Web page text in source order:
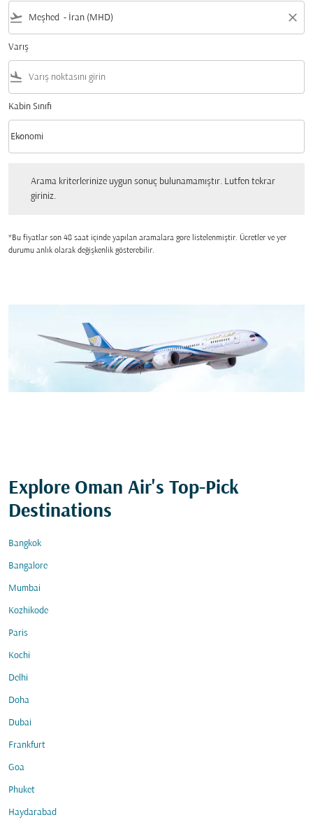
flight_takeoff close
Varış
flight_land
Kabin Sınıfı
Kabin Sınıfı option Ekonomi Selected
Ekonomi
keyboard_arrow_down
Arama kriterlerinize uygun sonuç bulunamamıştır. Lutfen tekrar
giriniz.
*Bu fiyatlar son 48 saat içinde yapılan aramalara gore listelenmiştir. Ücretler ve yer
durumu anlık olarak değişkenlik gösterebilir.
Explore Oman Air's Top-Pick
Destinations
Bangkok
Bangalore
Mumbai
Kozhikode
Paris
Kochi
Delhi
Doha
Dubai
Frankfurt
Goa
Phuket
Haydarabad